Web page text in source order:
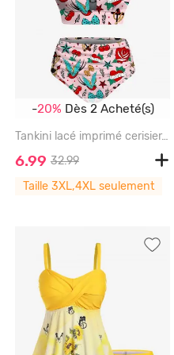
-20% Dès 2 Acheté(s)
Tankini lacé imprimé cerisier, nœud, roses et cœurs (bretelles réglables) - LIGHT PINK - 4X
6.99 32.99
Taille 3XL,4XL seulement